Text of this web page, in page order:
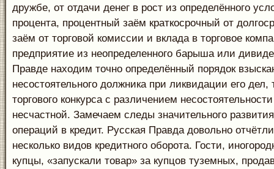
дружбе, от отдачи денег в рост из определённого
процента, процентный заём краткосрочный от
заём от торговой комиссии и вклада в торговое
предприятие из неопределенного барыша или
Правде находим точно определённый порядок
несостоятельного должника при ликвидации его дел,
торгового конкурса с различением
несчастной. Замечаем следы значительного
операций в кредит. Русская Правда довольно
несколько видов кредитного оборота. Гости,
купцы, «запускали товар» за купцов туземных,